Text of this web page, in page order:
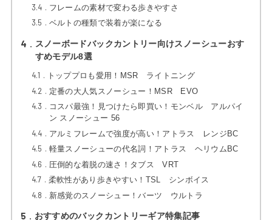
3.4 フレームの素材で変わる歩きやすさ
3.5 ベルトの種類で装着が楽になる
4
スノーボードバックカントリー向けスノーシューおす
すめモデル8選
4.1
トッププロも愛用！MSR ライトニング
4.2 定番の大人気スノーシュー！MSR EVO
4.3
コスパ最強！見つけたら即買い！モンベル アルパイ
ン スノーシュー 56
4.4 アルミフレームで強度が高い！アトラス レンジBC
4.5 軽量スノーシューの代名詞！アトラス ヘリウムBC
4.6 圧倒的な着脱の速さ！タブス VRT
4.7 柔軟性があり歩きやすい！TSL シンボイス
4.8 新感覚のスノーシュー！バーツ ウルトラ
5 おすすめのバックカントリーギア特集記事